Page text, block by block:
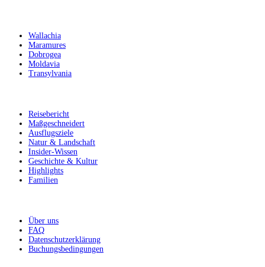
Wallachia
Maramures
Dobrogea
Moldavia
Transylvania
Reisebericht
Maßgeschneidert
Ausflugsziele
Natur & Landschaft
Insider-Wissen
Geschichte & Kultur
Highlights
Familien
Über uns
FAQ
Datenschutzerklärung
Buchungsbedingungen